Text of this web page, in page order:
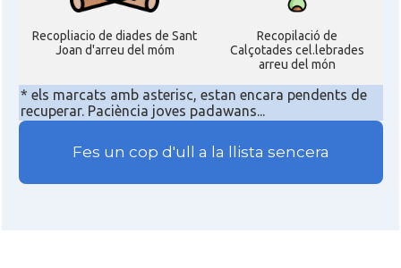
Recopliacio de diades de Sant
Joan d'arreu del móm
Recopilació de
Calçotades cel.lebrades
arreu del món
* els marcats amb asterisc, estan encara pendents de
recuperar. Paciència joves padawans...
Fes un cop d'ull a la llista sencera